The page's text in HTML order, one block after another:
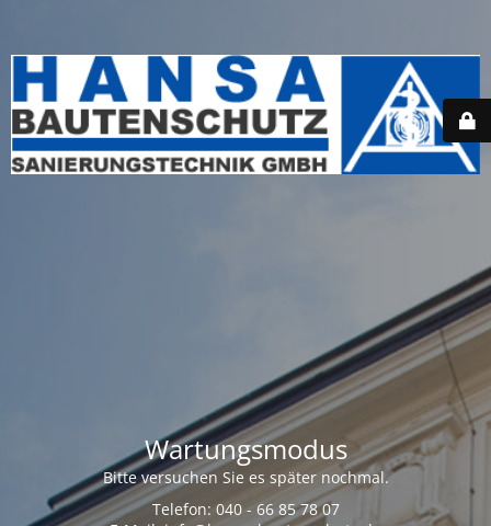
Wartungsmodus
Bitte versuchen Sie es später nochmal.
Telefon: 040 - 66 85 78 07